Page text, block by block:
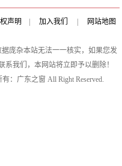
声明 | 加入我们 |
网站地图
庞杂本站无法一一核实，如果您发
我们，本网站将立即予以删除！
有：广东之窗 All Right Reserved.